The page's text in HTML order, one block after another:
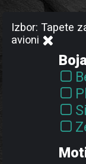
Izbor: Tapete
avioni